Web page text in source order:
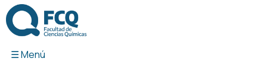
contenido